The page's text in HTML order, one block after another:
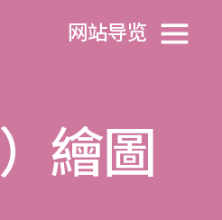
网站导览
繪圖